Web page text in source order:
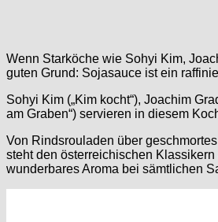
Wenn Starköche wie Sohyi Kim,
guten Grund: Sojasauce ist ein
Sohyi Kim („Kim kocht“), Joachim
am Graben“) servieren in diesem
Von Rindsrouladen über
steht den österreichischen
wunderbares Aroma bei sämtlichen